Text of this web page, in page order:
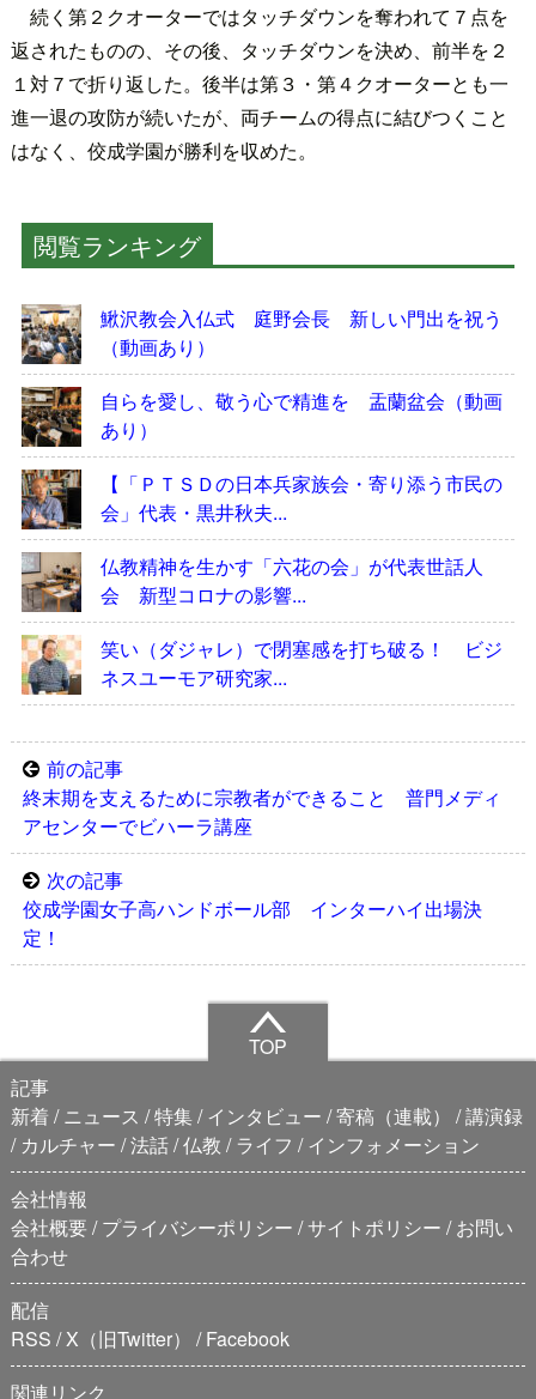
続く第２クオーターではタッチダウンを奪われて７点を
返されたものの、その後、タッチダウンを決め、前半を２
１対７で折り返した。後半は第３・第４クオーターとも一
進一退の攻防が続いたが、両チームの得点に結びつくこと
はなく、佼成学園が勝利を収めた。
閲覧ランキング
鰍沢教会入仏式 庭野会長 新しい門出を祝う
（動画あり）
自らを愛し、敬う心で精進を 盂蘭盆会（動画
あり）
【「ＰＴＳＤの日本兵家族会・寄り添う市民の
会」代表・黒井秋夫...
仏教精神を生かす「六花の会」が代表世話人
会 新型コロナの影響...
笑い（ダジャレ）で閉塞感を打ち破る！ ビジ
ネスユーモア研究家...
前の記事
終末期を支えるために宗教者ができること 普門メディ
アセンターでビハーラ講座
次の記事
佼成学園女子高ハンドボール部 インターハイ出場決
定！
TOP
記事
新着
ニュース 特集 インタビュー 寄稿（連載）
講演録
カルチャー 法話 仏教 ライフ
インフォメーション
会社情報
会社概要 プライバシーポリシー サイトポリシー
お問い
合わせ
配信
RSS X（旧Twitter）
Facebook
関連リンク